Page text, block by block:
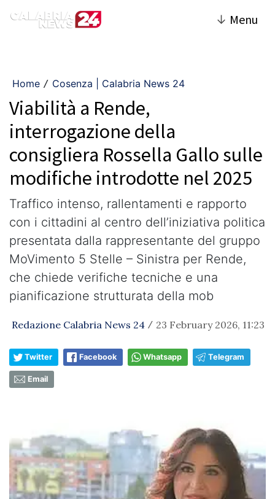
↓ Menu
Home / Cosenza | Calabria News 24
Viabilità a Rende,
interrogazione della
consigliera Rossella Gallo sulle
modifiche introdotte nel 2025
Traffico intenso, rallentamenti e rapporto
con i cittadini al centro dell’iniziativa politica
presentata dalla rappresentante del gruppo
MoVimento 5 Stelle – Sinistra per Rende,
che chiede verifiche tecniche e una
pianificazione strutturata della mob
Redazione Calabria News 24 / 23 February 2026, 11:23
Twitter Facebook Whatsapp Telegram
Email